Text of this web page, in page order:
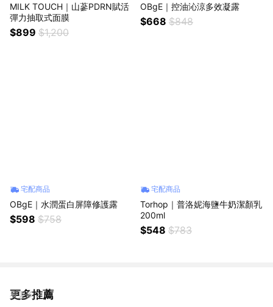
MILK TOUCH｜山蔘PDRN賦活
彈力抽取式面膜
$899 $1,200
OBgE｜控油沁涼多效凝露
$668 $848
宅配商品
OBgE｜水潤蛋白屏障修護露
$598 $758
宅配商品
Torhop｜普洛妮海鹽牛奶潔顏乳
200ml
$548 $783
更多推薦
看更多